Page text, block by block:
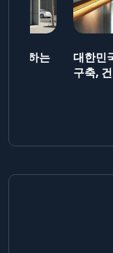
제출하는
대한민
구축,